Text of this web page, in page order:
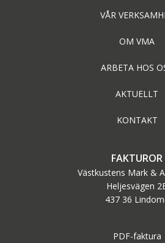
VÅR
OM VMA
ARBETA HOS
AKTUELLT
KONTAKT
FAKTUROR
Västkustens Mark &
Heljesvägen
437 36
PDF-faktura